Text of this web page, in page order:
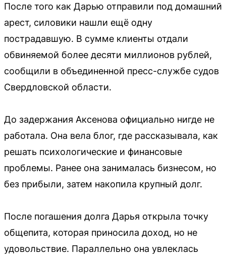
После того как Дарью отправили под домашний
арест, силовики нашли ещё одну
пострадавшую. В сумме клиенты отдали
обвиняемой более десяти миллионов рублей,
сообщили в объединенной пресс-службе судов
Свердловской области.
До задержания Аксенова официально нигде не
работала. Она вела блог, где рассказывала, как
решать психологические и финансовые
проблемы. Ранее она занималась бизнесом, но
без прибыли, затем накопила крупный долг.
После погашения долга Дарья открыла точку
общепита, которая приносила доход, но не
удовольствие. Параллельно она увлеклась